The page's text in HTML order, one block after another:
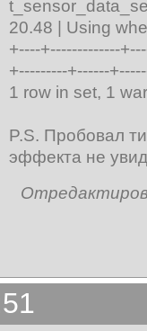
20.48 | Using
+----+-------------
+---------+------
1 row in set, 1
P.S. Пробовал
эффекта не